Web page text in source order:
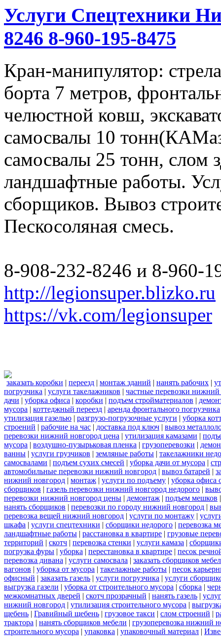
Услуги Спецтехники
8246 8-960-195-8475
Кран-манипулятор:
борта 7 метров,
челюстной ковш,
самосвалы 10
самосвалы 25 тонн, слом
ландшафтные работы.
сборщиков. Вывоз
Пескосоляная смесь.
8-908-232-8246 и 8-960-
http://legionsuper.blizko.ru
https://vk.com/legionsuper
заказать коробки | переезд | монтаж зданий | нанять рабочих |
погрузчика | услуги такелажников | частные перевозки нижний
дачи | уборка офиса | коробки | подъем стройматериалов |
мусора | коттеджный переезд | аренда фронтального погрузчика
утилизация газелью | разгрузо-погрузочные услуги | уборка
строений | рабочие на час | доставка под ключ | вывоз
перевозки нижний новгород цена | утилизация камазами |
мусора | воздушно-пузырьковая пленка | грузоперевозки |
ванны | услуги грузчиков | земляные работы | такелажники
самосвалами | подъем сухих смесей | уборка дачи от мусора |
автомобильные перевозки нижний новгород | вывоз батарей |
нижний новгород | монтаж | услуги по подъему | уборка офиса
сборщиков | газель перевозки нижний новгород недорого |
перевозки нижний новгород цены | демонтаж | подъем мешков
нанять сборщиков | перевозки по городу нижний новгород |
перевозка вещей нижний новгород | услуги по монтажу |
шкафа | услуги спецтехники | сборщики недорого | перевозка
ландшафтные работы | расстановка в квартире | грузовые
территорий | скотч | перевозка стенки | услуги камаза |
погрузка фуры | уборка | перестановка в квартире | песок
перевозка дивана | услуги самосвала | заказать сборщиков
вагонов | уборка от мусора | такелажные работы | песок
офисный | заказать газель | услуги погрузчика | услуги
выгрузка газели | уборка от строительного мусора | сборка |
межкомнатных дверей | скотч прозрачный | нанять газель |
нижний новгород | утилизация строительного мусора |
щебень | Гравийный щебень | грузовое такси | слом строений |
трактора | нанять сборщиков мебели | грузоперевозка нижний
строительного мусора | упаковка | упаковочный материал |